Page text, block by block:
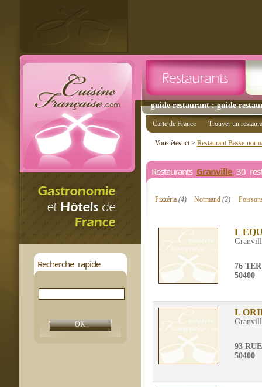
guide restaurant : guide
Recherche rapide
Carte de France Trouver un
Vous êtes ici > Restaurant Basse-
Restaurants Granville30
Pizzéria (4) Normand(2)
L
76
50400
L
93
50400